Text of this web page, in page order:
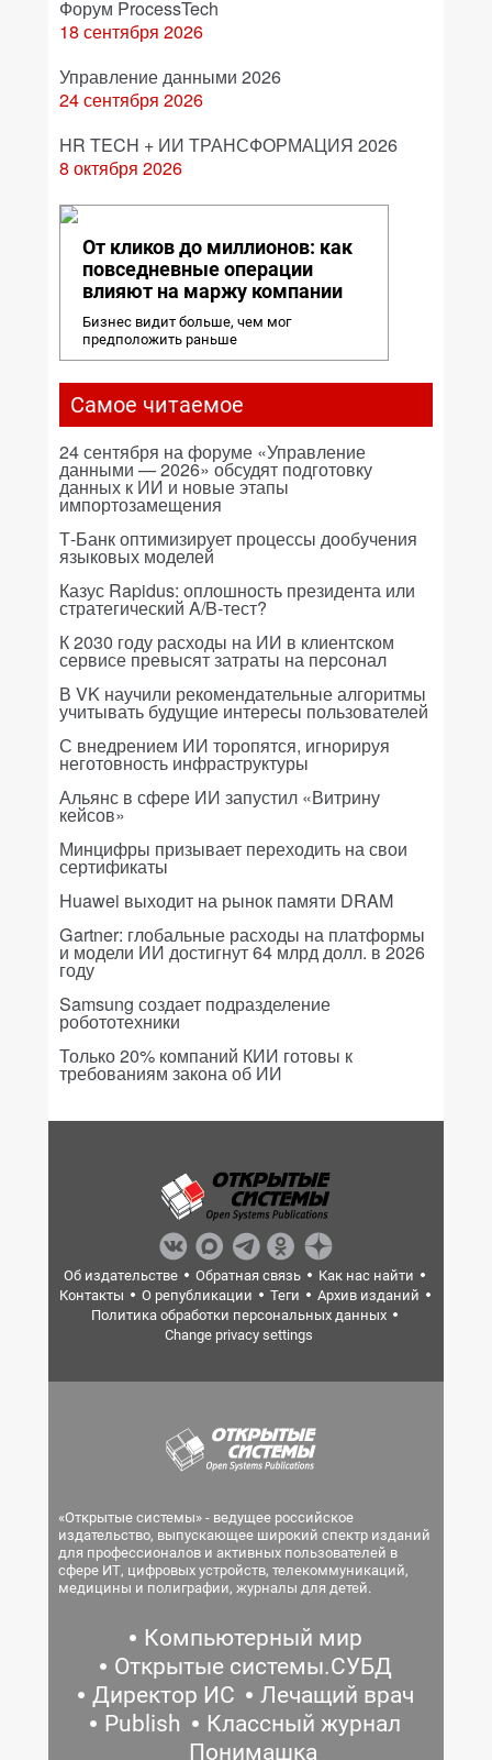
Форум ProcessTech
18 сентября 2026
Управление данными 2026
24 сентября 2026
HR TECH + ИИ ТРАНСФОРМАЦИЯ 2026
8 октября 2026
От кликов до миллионов: как
повседневные операции
влияют на маржу компании
Бизнес видит больше, чем мог
предположить раньше
Самое читаемое
24 сентября на форуме «Управление
данными — 2026» обсудят подготовку
данных к ИИ и новые этапы
импортозамещения
Т-Банк оптимизирует процессы дообучения
языковых моделей
Казус Rapidus: оплошность президента или
стратегический A/B-тест?
К 2030 году расходы на ИИ в клиентском
сервисе превысят затраты на персонал
В VK научили рекомендательные алгоритмы
учитывать будущие интересы пользователей
С внедрением ИИ торопятся, игнорируя
неготовность инфраструктуры
Альянс в сфере ИИ запустил «Витрину
кейсов»
Минцифры призывает переходить на свои
сертификаты
Huawei выходит на рынок памяти DRAM
Gartner: глобальные расходы на платформы
и модели ИИ достигнут 64 млрд долл. в 2026
году
Samsung создает подразделение
робототехники
Только 20% компаний КИИ готовы к
требованиям закона об ИИ
Об издательстве Обратная связь
Как нас найти
Контакты
О републикации Теги
Архив изданий
Политика обработки персональных данных
Change privacy settings
«Открытые системы» - ведущее российское
издательство, выпускающее широкий спектр изданий
для профессионалов и активных пользователей в
сфере ИТ, цифровых устройств, телекоммуникаций,
медицины и полиграфии, журналы для детей.
Компьютерный мир
Открытые системы.СУБД
Директор ИС
Лечащий врач
Publish
Классный журнал
Понимашка